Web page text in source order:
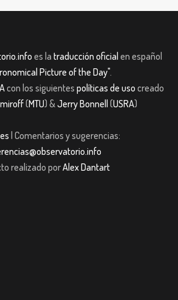
es la traducción oficial en español
Picture of the Day".
con los siguientes políticas de uso creado
(MTU) &Jerry Bonnell (USRA)
| Comentarios y sugerencias:
realizado porAlex Dantart